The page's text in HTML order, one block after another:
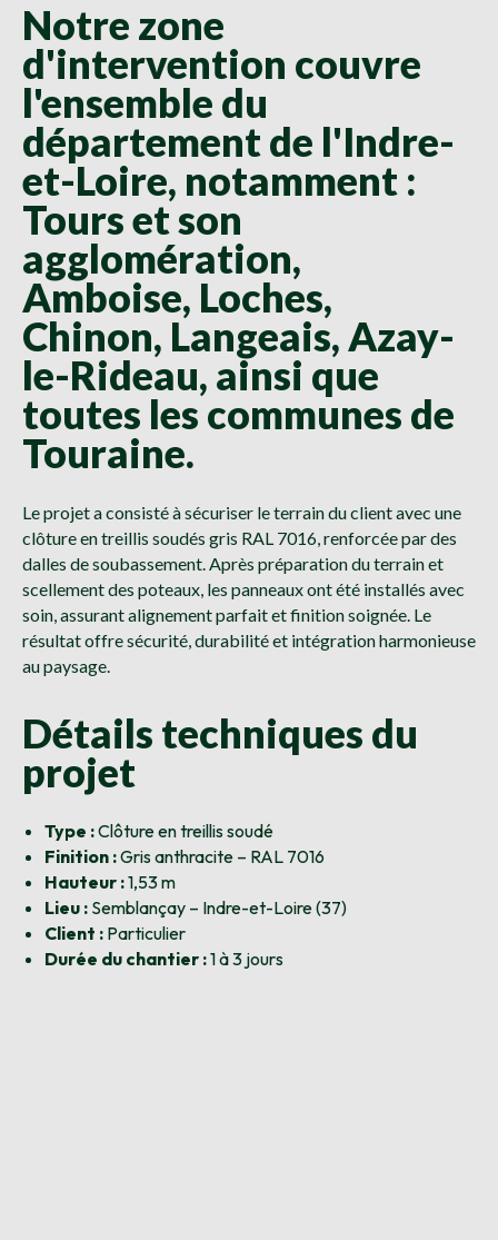
Notre zone
d'intervention couvre
l'ensemble du
département de l'Indre-
et-Loire, notamment :
Tours et son
agglomération,
Amboise, Loches,
Chinon, Langeais, Azay-
le-Rideau, ainsi que
toutes les communes de
Touraine.
Le projet a consisté à sécuriser le terrain du client avec une
clôture en treillis soudés gris RAL 7016, renforcée par des
dalles de soubassement. Après préparation du terrain et
scellement des poteaux, les panneaux ont été installés avec
soin, assurant alignement parfait et finition soignée. Le
résultat offre sécurité, durabilité et intégration harmonieuse
au paysage.
Détails techniques du
projet
Type :Clôture en treillis soudé
Finition :Gris anthracite – RAL 7016
Hauteur :1,53 m
Lieu : Semblançay – Indre-et-Loire (37)
Client : Particulier
Durée du chantier :1 à 3 jours